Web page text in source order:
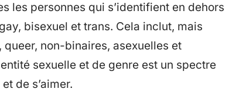
les personnes qui s’identifient en dehors
bisexuel et trans. Cela inclut, mais
queer, non-binaires, asexuelles et
sexuelle et de genre est un spectre
de s’aimer.